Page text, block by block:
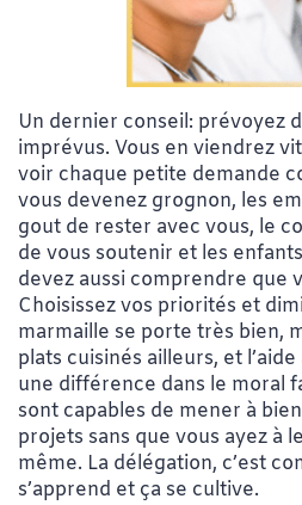
Un dernier conseil: prévoyez
imprévus. Vous en viendrez
voir chaque petite demande
vous devenez grognon, les
gout de rester avec vous, le
de vous soutenir et les
devez aussi comprendre que
Choisissez vos priorités et
marmaille se porte très bien,
plats cuisinés ailleurs, et
une différence dans le moral
sont capables de mener à
projets sans que vous ayez à
même. La délégation, c’est
s’apprend et ça se cultive.